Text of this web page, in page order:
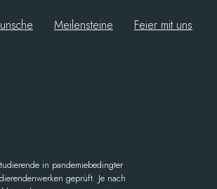
Meilensteine Feier mit uns
in pandemiebedingter
geprüft. Je nach